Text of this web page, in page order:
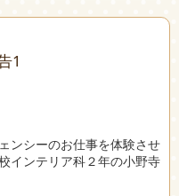
1
ンシーのお仕事を体験させ
インテリア科２年の小野寺